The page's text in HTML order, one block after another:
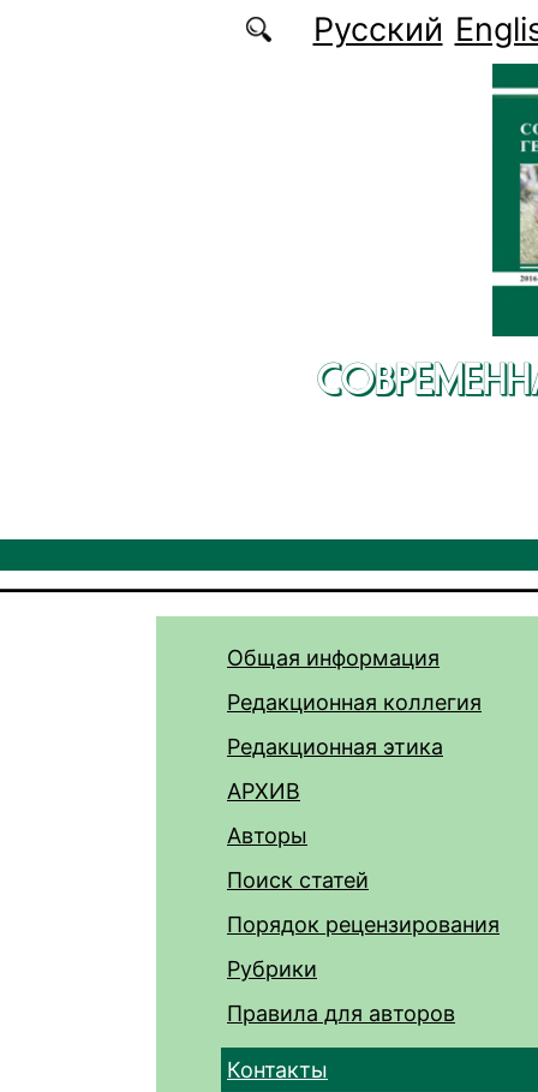
Перейти к основному содержаниюРусский
Общая информация
Редакционная коллегия
Редакционная этика
АРХИВ
Авторы
Поиск статей
Порядок рецензирования
Рубрики
Правила для авторов
Контакты